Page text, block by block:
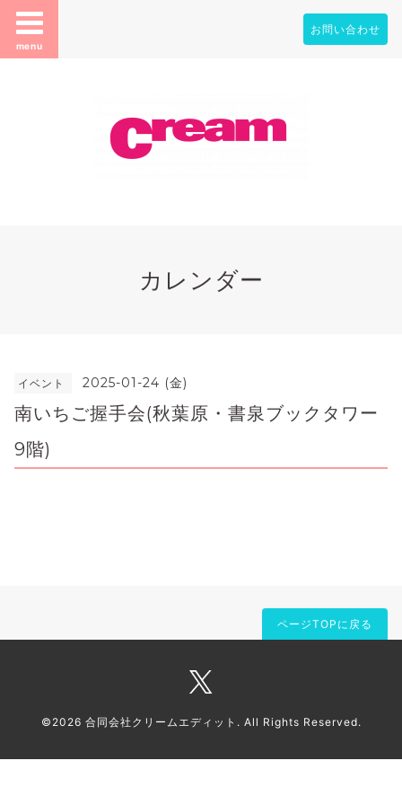
menu
お問い合わせ
カレンダー
イベント 2025-01-24 (金)
南いちご握手会(秋葉原・書泉ブックタワー
9階)
ページTOPに戻る
©2026 合同会社クリームエディット . All Rights Reserved.